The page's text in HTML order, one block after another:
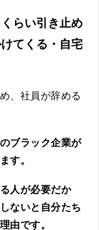
らい引き止め
てくる・自宅
、社員が辞める
ブラック企業が
す。
人が必要だか
ないと自分たち
由です。